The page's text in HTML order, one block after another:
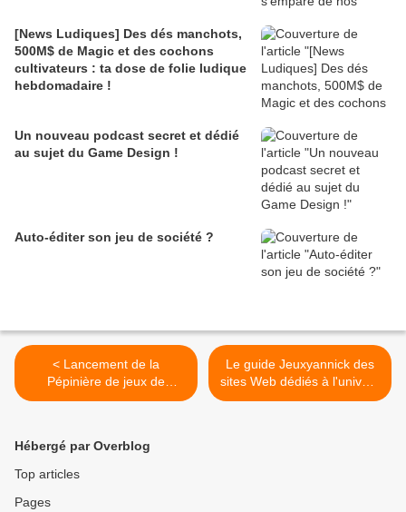
[News Ludiques] Des dés manchots,
500M$ de Magic et des cochons
cultivateurs : ta dose de folie ludique
hebdomadaire !
Un nouveau podcast secret et dédié
au sujet du Game Design !
Auto-éditer son jeu de société ?
< Lancement de la
Pépinière de jeux de
Mywittygames !
Le guide Jeuxyannick des
sites Web dédiés à l'univers
des Jeux de société >
Hébergé par Overblog
Top articles
Pages